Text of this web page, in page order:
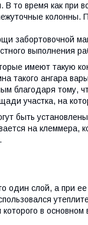
то время как при
колонны.
забортовочной
выполнения
имеют такую
ангара
благодаря тому,
участка, на
быть
на клеммера,
один слой, а при
в